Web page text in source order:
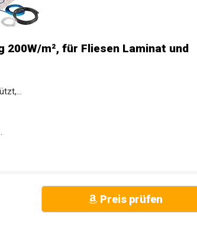
200W/m², für Fliesen Laminat und
Preis prüfen